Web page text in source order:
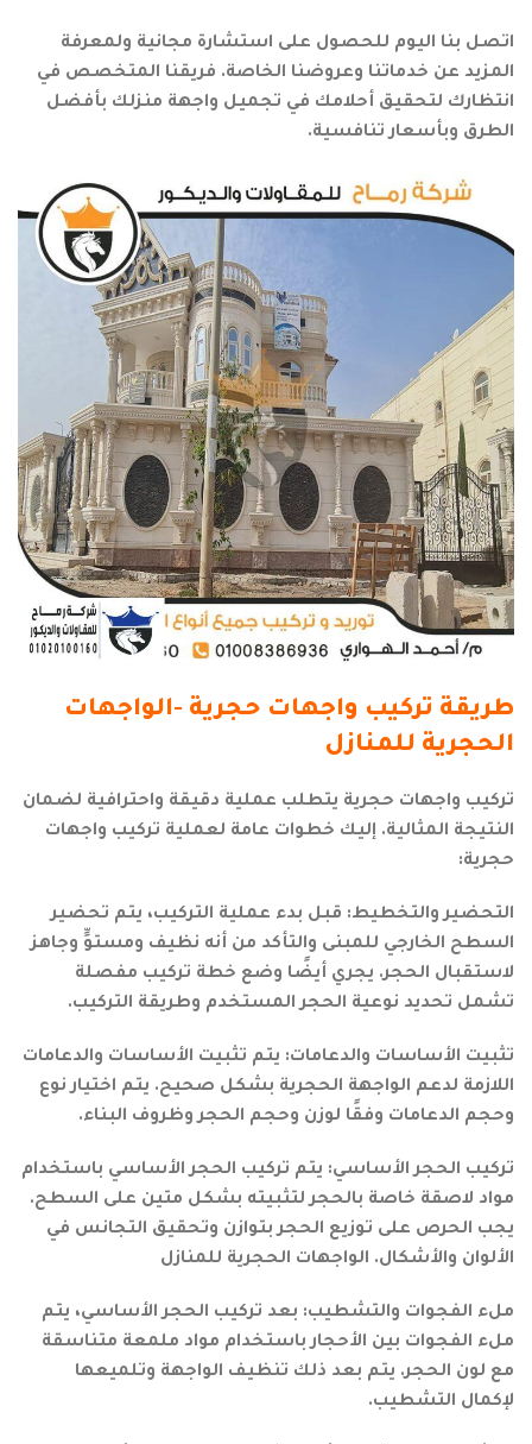
اتصل بنا اليوم للحصول على استشارة مجانية ولمعرفة
المزيد عن خدماتنا وعروضنا الخاصة. فريقنا المتخصص في
انتظارك لتحقيق أحلامك في تجميل واجهة منزلك بأفضل
الطرق وبأسعار تنافسية.
طريقة تركيب واجهات حجرية -الواجهات
الحجرية للمنازل
تركيب واجهات حجرية يتطلب عملية دقيقة واحترافية لضمان
النتيجة المثالية. إليك خطوات عامة لعملية تركيب واجهات
حجرية:
التحضير والتخطيط: قبل بدء عملية التركيب، يتم تحضير
السطح الخارجي للمبنى والتأكد من أنه نظيف ومستوٍّ وجاهز
لاستقبال الحجر. يجري أيضًا وضع خطة تركيب مفصلة
تشمل تحديد نوعية الحجر المستخدم وطريقة التركيب.
تثبيت الأساسات والدعامات: يتم تثبيت الأساسات والدعامات
اللازمة لدعم الواجهة الحجرية بشكل صحيح. يتم اختيار نوع
وحجم الدعامات وفقًا لوزن وحجم الحجر وظروف البناء.
تركيب الحجر الأساسي: يتم تركيب الحجر الأساسي باستخدام
مواد لاصقة خاصة بالحجر لتثبيته بشكل متين على السطح.
يجب الحرص على توزيع الحجر بتوازن وتحقيق التجانس في
الألوان والأشكال. الواجهات الحجرية للمنازل
ملء الفجوات والتشطيب: بعد تركيب الحجر الأساسي، يتم
ملء الفجوات بين الأحجار باستخدام مواد ملمعة متناسقة
مع لون الحجر. يتم بعد ذلك تنظيف الواجهة وتلميعها
لإكمال التشطيب.